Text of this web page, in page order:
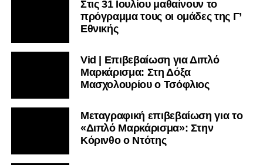
Στις 31 Ιουλίου μαθαίνουν το
πρόγραμμα τους οι ομάδες της Γ’
Εθνικής
Vid | Επιβεβαίωση για Διπλό
Μαρκάρισμα: Στη Δόξα
Μασχολουρίου ο Τσόφλιος
Μεταγραφική επιβεβαίωση για το
«Διπλό Μαρκάρισμα»: Στην
Κόρινθο ο Ντότης